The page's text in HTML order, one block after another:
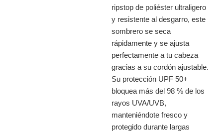
ripstop de poliéster ultraligero
y resistente al desgarro, este
sombrero se seca
rápidamente y se ajusta
perfectamente a tu cabeza
gracias a su cordón ajustable.
Su protección UPF 50+
bloquea más del 98 % de los
rayos UVA/UVB,
manteniéndote fresco y
protegido durante largas